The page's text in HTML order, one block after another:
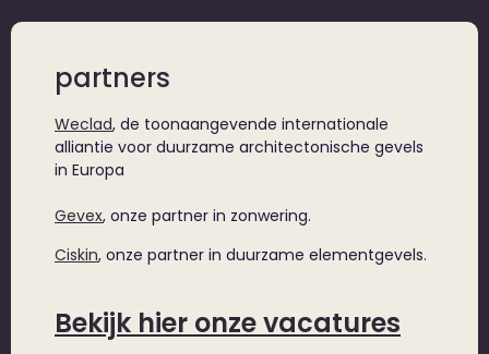
partners
Weclad, de toonaangevende internationale
alliantie voor duurzame architectonische gevels
in Europa
Gevex, onze partner in zonwering.
Ciskin, onze partner in duurzame elementgevels.
Bekijk hier onze vacatures